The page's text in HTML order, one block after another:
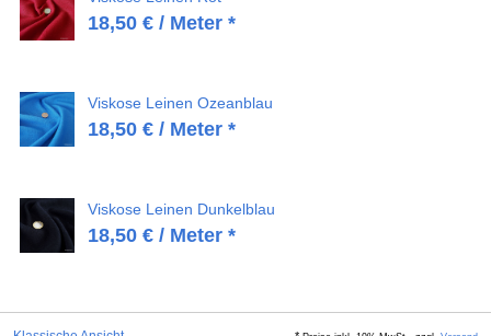
18,50 €/ Meter *
Viskose Leinen Ozeanblau
18,50 €/ Meter *
Viskose Leinen Dunkelblau
18,50 €/ Meter *